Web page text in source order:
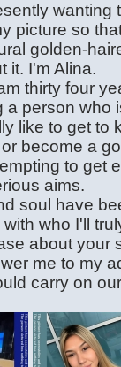
wanting
picture so
golden-
it. I'm Alina.
thirty four
a person who
like to get to
become a
to get
aims.
soul have
who I'll
about your
me to my
carry on